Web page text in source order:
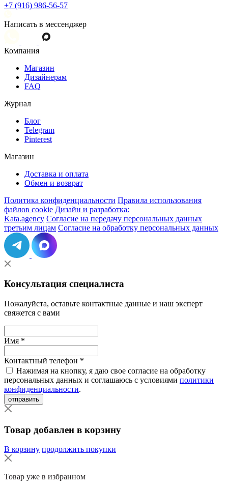
+7 (916) 986-56-57
Написать в мессенджер
Компания
Магазин
Дизайнерам
FAQ
Журнал
Блог
Telegram
Pinterest
Магазин
Доставка и оплата
Обмен и возврат
Политика конфиденциальности Правила использования
файлов cookie Дизайн и разработка:
Kata.agency Согласие на передачу персональных данных
третьим лицам Согласие на обработку персональных данных
Консультация специалиста
Пожалуйста, оставьте контактные данные и наш эксперт
свяжется с вами
Имя *
Контактный телефон *
Нажимая на кнопку, я даю свое согласие на обработку
персональных данных и соглашаюсь с условиями политики
конфиденциальности.
отправить
Товар добавлен в корзину
В корзину продолжить покупки
Товар уже в избранном